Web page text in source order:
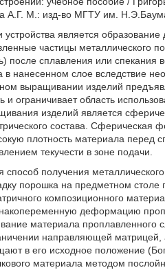
А.Г. М.: изд-во МГТУ им.
устройства является
частицы металлического
после сплавления или спекания
в нанесенном слое вследствие
выращивании изделий
и ограничивает область
изделий является
состава. Сферическая
плотность материала перед
текучести в зоне подачи.
способ получения
порошка на предметном
композиционного
деформацию
материала проплавленного
направляющей матрицей,
в его исходное положение
материала методом